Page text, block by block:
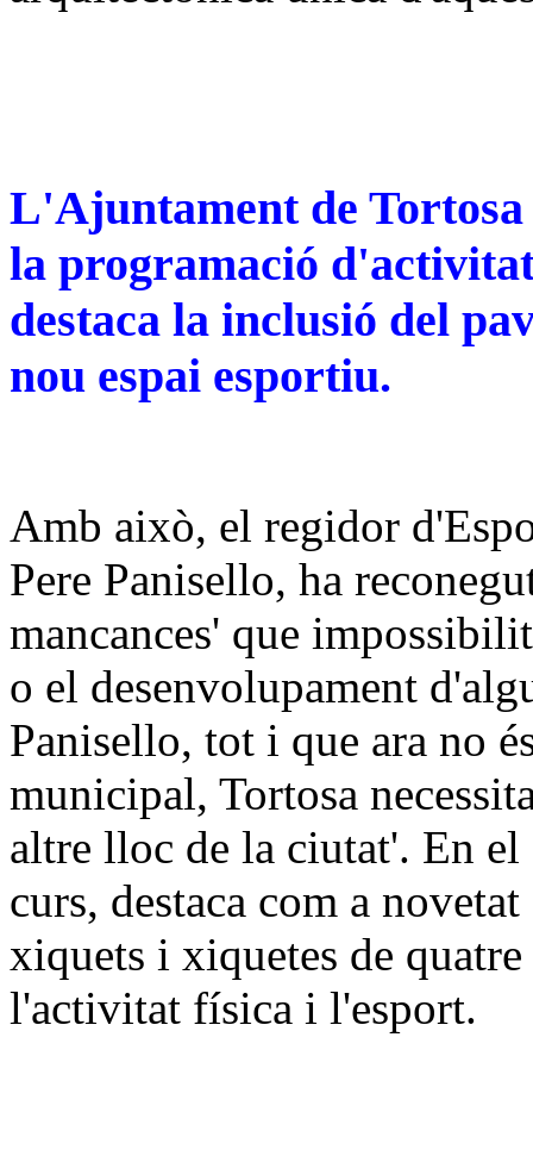
L'Ajuntament de Tortosa
la programació
destaca la inclusió del
nou espai esportiu.
Amb això, el regidor
Pere Panisello, ha
mancances' que
o el desenvolupament
Panisello, tot i que ara no
municipal, Tortosa
altre lloc de la ciutat'. En
curs, destaca com a
xiquets i xiquetes de
l'activitat física i l'esport.